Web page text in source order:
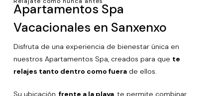
Apartamentos Spa
Vacacionales en Sanxenxo
Disfruta de una experiencia de bienestar única en
nuestros Apartamentos Spa, creados para que te
relajes tanto dentro como fuerade ellos.
Su ubicación, frente a la playa, te permite combinar